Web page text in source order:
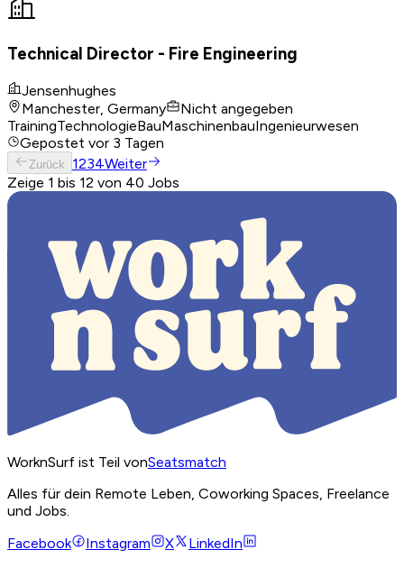
Technical Director - Fire Engineering
Jensenhughes
Manchester, Germany
Nicht angegeben
TrainingTechnologieBauMaschinenbauIngenieurwesen
Gepostet vor 3 Tagen
Zurück 1234Weiter
Zeige 1 bis 12 von 40 Jobs
WorknSurf ist Teil vonSeatsmatch
Alles für dein Remote Leben, Coworking Spaces, Freelance
und Jobs.
Facebook
Instagram X LinkedIn